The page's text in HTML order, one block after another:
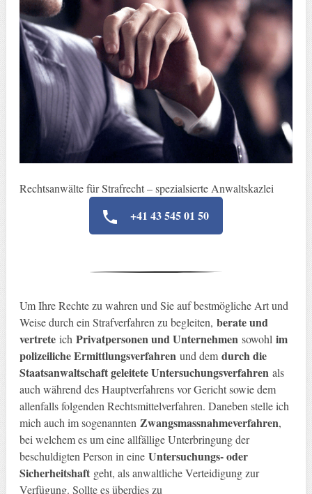
Rechtsanwälte für Strafrecht – spezialsierte Anwaltskazlei
+41 43 545 01 50
Um Ihre Rechte zu wahren und Sie auf bestmögliche Art und
Weise durch ein Strafverfahren zu begleiten, berate und
vertreteich Privatpersonen und Unternehmensowohl im
polizeiliche Ermittlungsverfahrenund dem durch die
Staatsanwaltschaft geleitete Untersuchungsverfahrenals
auch während des Hauptverfahrens vor Gericht sowie dem
allenfalls folgenden Rechtsmittelverfahren. Daneben stelle ich
mich auch im sogenannten Zwangsmassnahmeverfahren,
bei welchem es um eine allfällige Unterbringung der
beschuldigten Person in eine Untersuchungs- oder
Sicherheitshaftgeht, als anwaltliche Verteidigung zur
Verfügung. Sollte es überdies zu